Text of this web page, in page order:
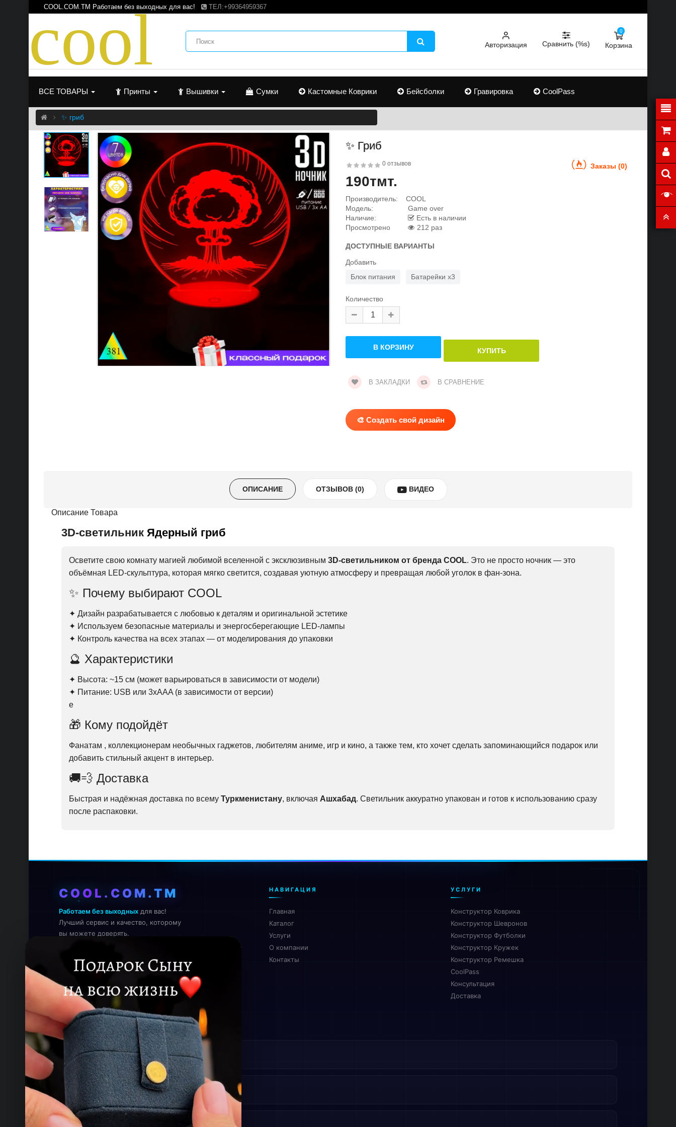
cool
COOL.COM.TM Работаем без выходных для вас! ТЕЛ:+99364959367
Авторизация Сравнить (%s) Корзина
0
ВСЕ ТОВАРЫ Принты Вышивки Сумки Кастомные Коврики Бейсболки Гравировка CoolPass
✨ гриб
✨ Гриб
0 отзывов Заказы (0)
190тмт.
Производитель:
COOL
Модель:
Game over
Наличие:
Есть в наличии
Просмотрено
212 раз
ДОСТУПНЫЕ ВАРИАНТЫ
Добавить
Блок питания Батарейки x3
Количество
В ЗАКЛАДКИ В СРАВНЕНИЕ
🎨 Создать свой дизайн
ОПИСАНИЕ ОТЗЫВОВ (0) ВИДЕО
Описание Товара
3D-светильник Ядерный гриб
Осветите свою комнату магией любимой вселенной с эксклюзивным 3D-светильником от бренда COOL. Это не просто ночник — это
объёмная LED-скульптура, которая мягко светится, создавая уютную атмосферу и превращая любой уголок в фан-зона.
✨ Почему выбирают COOL
✦ Дизайн разрабатывается с любовью к деталям и оригинальной эстетике
✦ Используем безопасные материалы и энергосберегающие LED-лампы
✦ Контроль качества на всех этапах — от моделирования до упаковки
🔮 Характеристики
✦ Высота: ~15 см (может варьироваться в зависимости от модели)
✦ Питание: USB или 3xAAA (в зависимости от версии)
е
🎁 Кому подойдёт
Фанатам , коллекционерам необычных гаджетов, любителям аниме, игр и кино, а также тем, кто хочет сделать запоминающийся подарок или
добавить стильный акцент в интерьер.
🚚💨 Доставка
Быстрая и надёжная доставка по всему Туркменистану, включая Ашхабад. Светильник аккуратно упакован и готов к использованию сразу
после распаковки.
COOL.COM.TM
Работаем без выходных для вас!
Лучший сервис и качество, которому
вы можете доверять.
НАВИГАЦИЯ
Главная
Каталог
Услуги
О компании
Контакты
УСЛУГИ
Конструктор Коврика
Конструктор Шевронов
Конструктор Футболки
Конструктор Кружек
Конструктор Ремешка
CoolPass
Консультация
Доставка
КОНТАКТЫ
ТЕЛЕФОН
+993 649 593 67
EMAIL
rdemirov@cool.com.tm